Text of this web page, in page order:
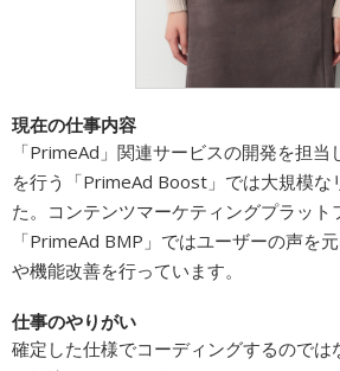
現在の仕事内容
「PrimeAd」関連サービスの開発を担
を行う「PrimeAd Boost」では大規模な
た。コンテンツマーケティングプラット
「PrimeAd BMP」ではユーザーの声を
や機能改善を行っています。
仕事のやりがい
確定した仕様でコーディングするのでは